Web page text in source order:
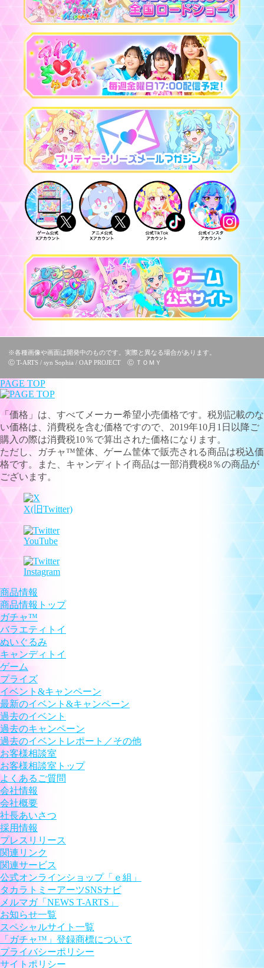
※各種画像や画面は開発中のものです。実際と異なる場合があります。
Ⓒ T-ARTS / syn Sophia / OAP PROJECT Ⓒ ＴＯＭＹ
PAGE TOP
「価格」は、すべてメーカー希望小売価格です。税別記載のな
い価格は、消費税を含む価格ですので、2019年10月1日以降ご
購入の際は消費税10％で算出された価格になります。
ただし、ガチャ™筐体、ゲーム筐体で販売される商品は税込価
格です。また、キャンディトイ商品は一部消費税8％の商品が
ございます。
X(旧Twitter)
YouTube
Instagram
商品情報
商品情報トップ
ガチャ™
バラエティトイ
ぬいぐるみ
キャンディトイ
ゲーム
プライズ
イベント&キャンペーン
最新のイベント&キャンペーン
過去のイベント
過去のキャンペーン
過去のイベントレポート／その他
お客様相談室
お客様相談室トップ
よくあるご質問
会社情報
会社概要
社長あいさつ
採用情報
プレスリリース
関連リンク
関連サービス
公式オンラインショップ「ｅ組」
タカラトミーアーツSNSナビ
メルマガ「NEWS T-ARTS」
お知らせ一覧
スペシャルサイト一覧
「ガチャ™」登録商標について
プライバシーポリシー
サイトポリシー